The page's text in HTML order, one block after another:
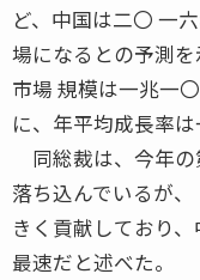
ど、中国は二〇 一
場になるとの予測を
市場 規模は一兆一
に、年平均成長率
同総裁は、今年の
落ち込んでいるが
きく貢献しており
最速だと述べた。